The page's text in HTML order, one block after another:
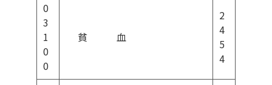
0
3
1
0
0
貧 血
2
4
5
4